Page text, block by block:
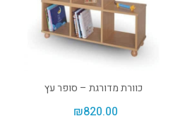
כוורת מדורגת – סופר עץ
₪820.00